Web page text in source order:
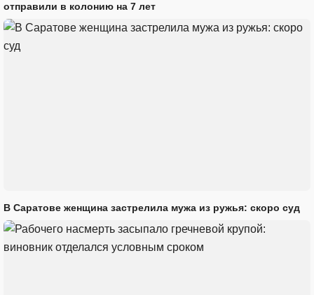
отправили в колонию на 7 лет
В Саратове женщина застрелила мужа из ружья: скоро суд